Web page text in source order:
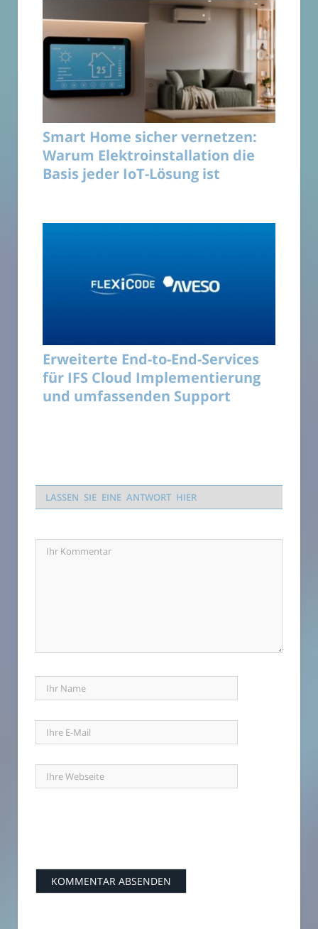
Smart Home sicher vernetzen:
Warum Elektroinstallation die
Basis jeder IoT-Lösung ist
Erweiterte End-to-End-Services
für IFS Cloud Implementierung
und umfassenden Support
LASSEN SIE EINE ANTWORT HIER